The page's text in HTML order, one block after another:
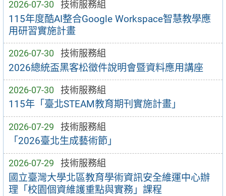
2026-07-30 技術服務組
115年度酷AI整合Google Workspace智慧教學應
用研習實施計畫
2026-07-30 技術服務組
2026總統盃黑客松徵件說明會暨資料應用講座
2026-07-30 技術服務組
115年「臺北STEAM教育期刊實施計畫」
2026-07-29 技術服務組
「2026臺北生成藝術節」
2026-07-29 技術服務組
國立臺灣大學北區教育學術資訊安全維運中心辦
理「校園個資維護重點與實務」課程